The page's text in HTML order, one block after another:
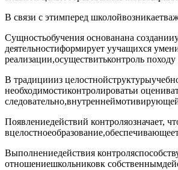
В связи с этимперед
Сущностьобучения основанана
деятельностиформирует уучащихся
реализации,осуществитьконтроль
В традициииз
необходимостиконтролироватьи
Появлениедействий контроляозначает,
Выполнениедействия
отношениешкольниковк